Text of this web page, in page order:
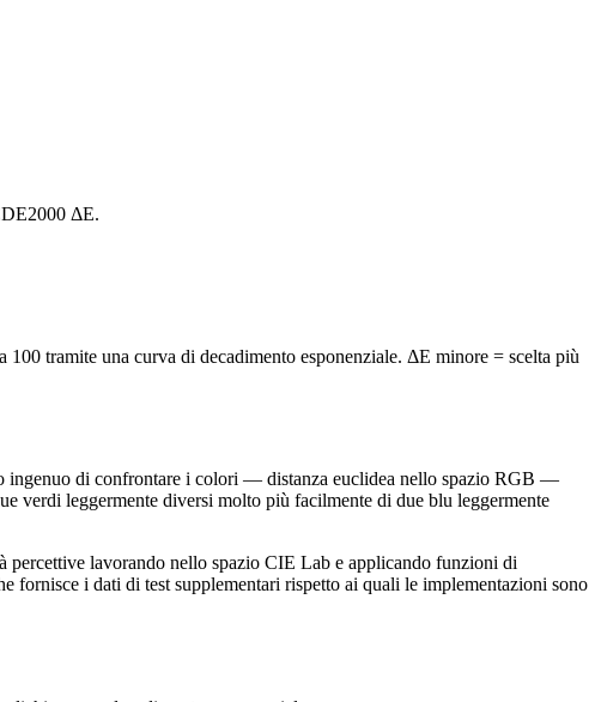
ΔE.
tramite una curva di decadimento esponenziale. ΔE minore = scelta più
ingenuo di confrontare i colori — distanza euclidea nello spazio RGB —
verdi leggermente diversi molto più facilmente di due blu leggermente
lavorando nello spazio CIE Lab e applicando funzioni di
fornisce i dati di test supplementari rispetto ai quali le implementazioni sono